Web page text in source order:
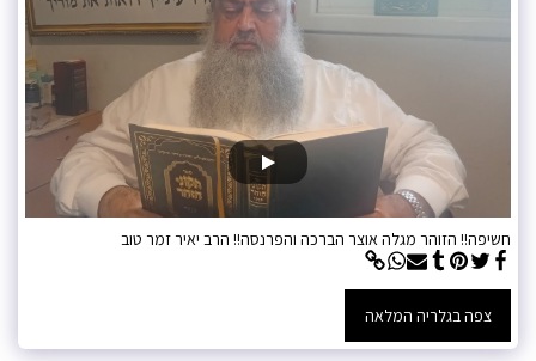
חשיפה!! הזוהר מגלה אוצר הברכה והפרנסה!! הרב יאיר זמר טוב
צפה בגלריה המלאה